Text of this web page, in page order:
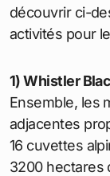
découvrir ci-
activités pour
1) Whistler
Ensemble, les
adjacentes
16 cuvettes
3200 hectares